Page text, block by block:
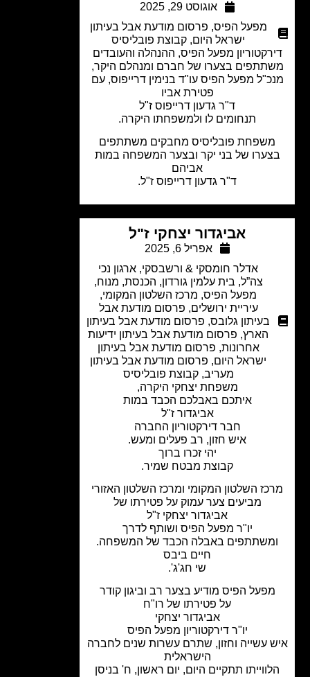
אוגוסט 29, 2025
מפעל הפיס,פרסום מודעת אבל בעיתון
ישראל היום,קבוצת פובליסיס
מפעל הפיס, ההנהלה והעובדים
בצערו של חברם ומנהלם היקר,
מפעל הפיס עו"ד בנימין דרייפוס, עם
פטירת אביו
ד"ר גדעון דרייפוס ז"ל
תנחומים לו ולמשפחתו היקרה.
פובליסיס מחבקים משתתפים
של בני יקר ובצער המשפחה במות
ד"ר גדעון דרייפוס ז"ל.
אביגדור יצחקי ז"ל
אפריל 6, 2025
אדלר חומסקי & ורשבסקי,ארגון נכי
בית עלמין גורדון,הכנסת,מנוח,
מפעל הפיס,מרכז השלטון המקומי
עיריית ירושלים ,פרסום מודעת אבל
בעיתון גלובס, פרסום מודעת אבל בעיתון
פרסום מודעת אבל בעיתון ידיעות
אחרונות,פרסום מודעת אבל בעיתון
ישראל היום,פרסום מודעת אבל בעיתון
קבוצת פובליסיס
משפחת יצחקי היקרה,
איתכם באבלכם הכבד במות
אביגדור ז"ל
חבר דירקטוריון החברה
איש חזון, רב פעלים ומעש.
יהי זכרו ברוך
קבוצת מבטח שמיר.
השלטון המקומי ומרכז השלטון האזורי
מביעים צער עמוק על פטירתו של
אביגדור יצחקי ז"ל
יו"ר מפעל הפיס ושותף לדרך
באבלה הכבד של המשפחה.
חיים ביבס
שי חג'ג'.
הפיס מודיע בצער רב וביגון קודר
על פטירתו שלרו"ח
אביגדור יצחקי
יו"ר דירקטוריון מפעל הפיס
עשייה וחזון, שתרם עשרות שנים לחברה
הישראלית
תתקיים היום, יום ראשון, ח' בניסן